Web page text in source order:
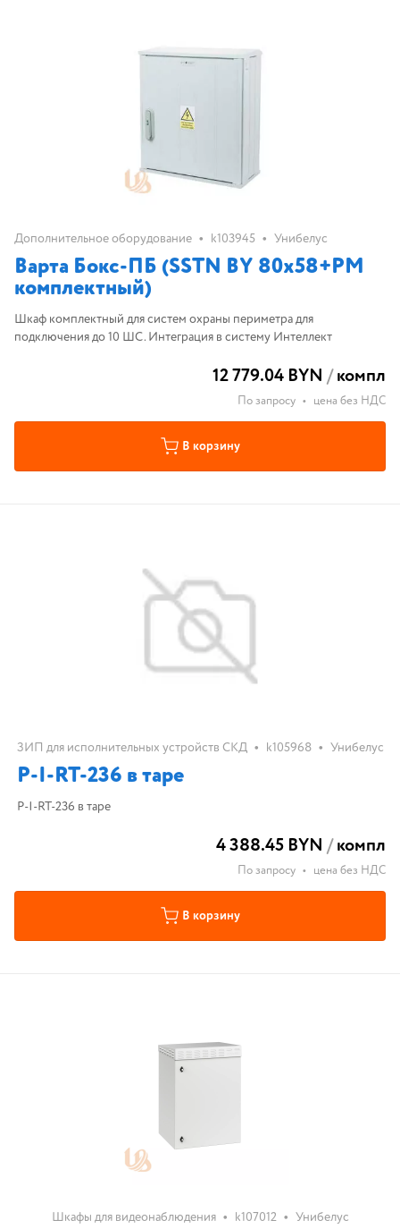
Дополнительное оборудование • k103945 • Унибелус
Варта Бокс-ПБ (SSTN BY 80x58+РМ
комплектный)
Шкаф комплектный для систем охраны периметра для
подключения до 10 ШС. Интеграция в систему Интеллект
12 779.04 BYN /компл
По запросу • цена без НДС
В корзину
ЗИП для исполнительных устройств СКД • k105968 • Унибелус
P-I-RT-236 в таре
P-I-RT-236 в таре
4 388.45 BYN /компл
По запросу • цена без НДС
В корзину
Шкафы для видеонаблюдения • k107012 • Унибелус